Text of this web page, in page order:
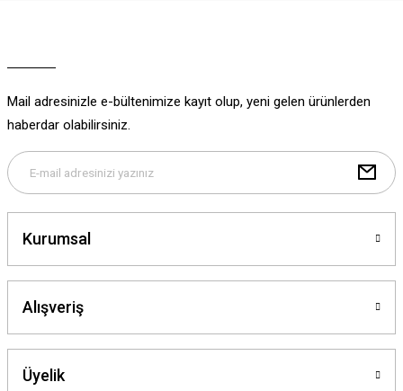
Bu ürüne benzer farklı alternatifler olmalı.
Mail adresinizle e-bültenimize kayıt olup, yeni gelen ürünlerden
haberdar olabilirsiniz.
Kurumsal
Alışveriş
Üyelik